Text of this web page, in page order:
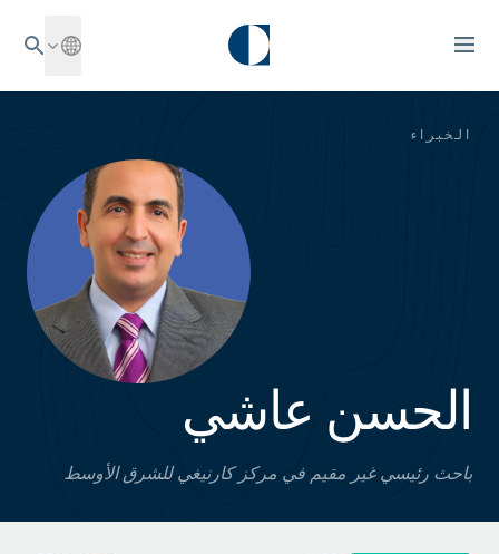
الخبراء
الحسن عاشي
باحث رئيسي غير مقيم في مركز كارنيغي للشرق الأوسط